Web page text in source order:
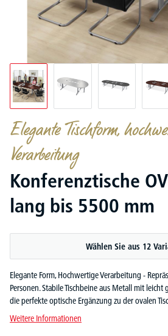
Elegante Tischform,
Verarbeitung
Konferenztische
lang bis 5500 mm
Wählen Sie aus 12
Elegante Form, Hochwertige Verarbeitung -
Personen. Stabile Tischbeine aus Metall mit
die perfekte optische Ergänzung zu der ovalen
Weitere Informationen